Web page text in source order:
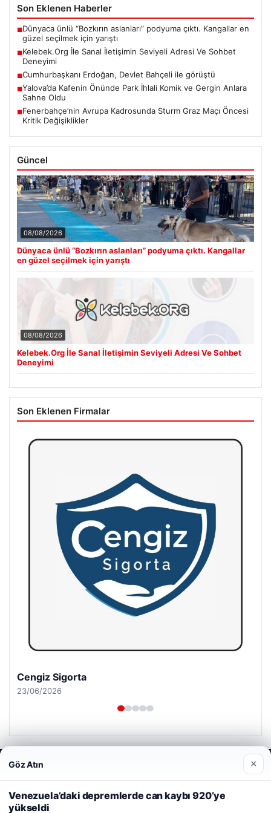
Son Eklenen Haberler
■Dünyaca ünlü “Bozkırın aslanları” podyuma çıktı. Kangallar en
güzel seçilmek için yarıştı
■Kelebek.Org İle Sanal İletişimin Seviyeli Adresi Ve Sohbet
Deneyimi
■Cumhurbaşkanı Erdoğan, Devlet Bahçeli ile görüştü
■Yalova’da Kafenin Önünde Park İhlali Komik ve Gergin Anlara
Sahne Oldu
■Fenerbahçe’nin Avrupa Kadrosunda Sturm Graz Maçı Öncesi
Kritik Değişiklikler
Güncel
08/08/2026
Dünyaca ünlü “Bozkırın aslanları” podyuma çıktı. Kangallar
en güzel seçilmek için yarıştı
08/08/2026
Kelebek.Org İle Sanal İletişimin Seviyeli Adresi Ve Sohbet
Deneyimi
Son Eklenen Firmalar
Cengiz Sigorta
23/06/2026
Web sitemizi nasıl kullandığınızı daha iyi anlayabilmek,
deneyiminizi kişiselleştirmek ve geliştirmek amacıyla çerezler
kullanıyoruz. Çerez Politikamız
Reddet
Göz Atın ×
Venezuela’daki depremlerde can kaybı 920’ye
yükseldi
siteleri
Yeminli Tercüme Bürosu